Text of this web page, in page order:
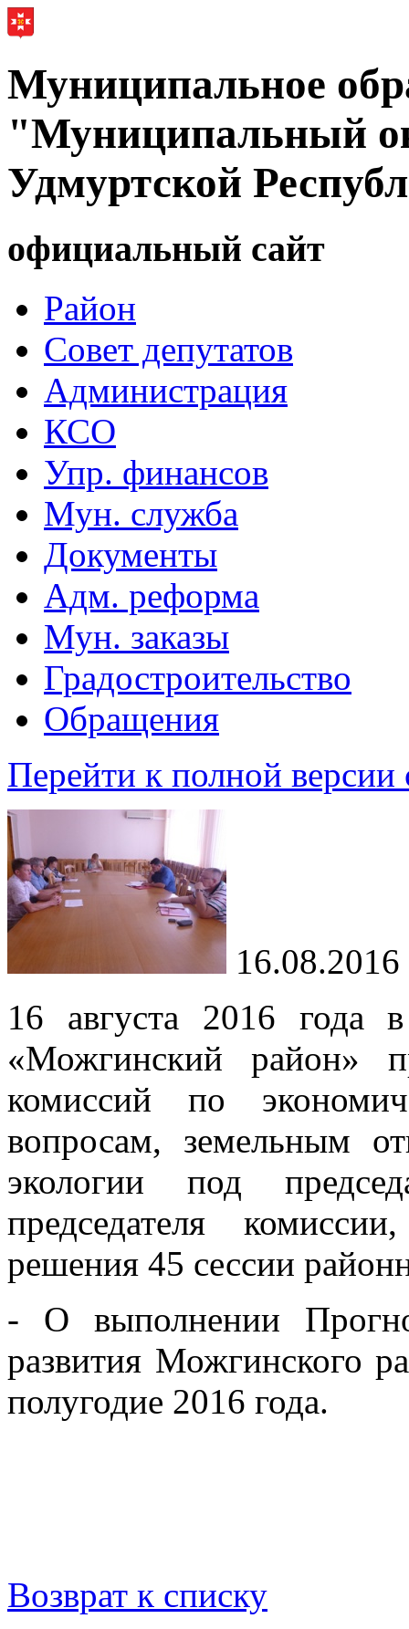
Муниципальное
"Муниципальный
Удмуртской
официальный сайт
Район
Совет депутатов
Администрация
КСО
Упр. финансов
Мун. служба
Документы
Адм. реформа
Мун. заказы
Градостроительство
Обращения
Перейти к полной версии
16.08.2016
16 августа 2016 года
«Можгинский район»
комиссий по
вопросам, земельным
экологии под
председателя
решения 45 сессии
- О выполнении
развития Можгинского
полугодие 2016 года.
Возврат к списку